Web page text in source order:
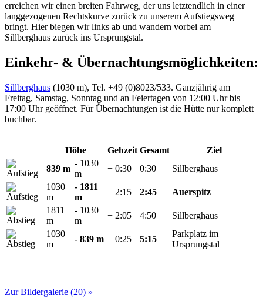
erreichen wir einen breiten Fahrweg, der uns letztendlich in einer
langgezogenen Rechtskurve zurück zu unserem Aufstiegsweg
bringt. Hier biegen wir links ab und wandern vorbei am
Sillberghaus zurück ins Ursprungstal.
Einkehr- & Übernachtungsmöglichkeiten:
Sillberghaus (1030 m), Tel. +49 (0)8023/533. Ganzjährig am
Freitag, Samstag, Sonntag und an Feiertagen von 12:00 Uhr bis
17:00 Uhr geöffnet. Für Übernachtungen ist die Hütte nur komplett
buchbar.
Höhe Gehzeit Gesamt
Ziel
839 m
- 1030
m
+ 0:30 0:30
Sillberghaus
1030
m
- 1811
m
+ 2:15 2:45
Auerspitz
1811
m
- 1030
m
+ 2:05 4:50
Sillberghaus
1030
m
- 839 m + 0:25 5:15
Parkplatz im
Ursprungstal
Zur Bildergalerie (20) »